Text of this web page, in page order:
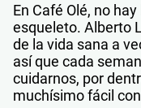
En Café Olé, no
esqueleto. Alberto
de la vida sana a
así que cada
cuidarnos, por
muchísimo fácil